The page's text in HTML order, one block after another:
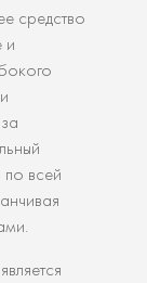
средство
и
по всей